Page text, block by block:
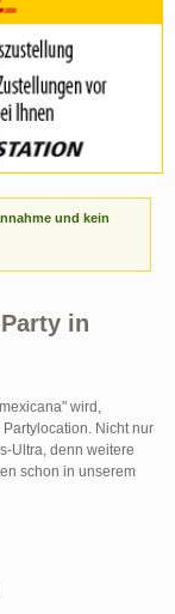
und kein
in
wird,
Nicht nur
Ultra, denn weitere
schon in unserem